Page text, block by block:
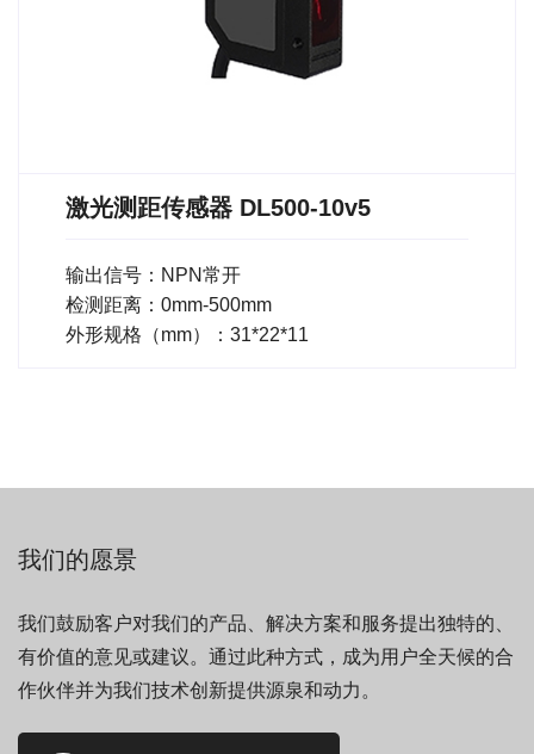
激光测距传感器 DL500-10v5
输出信号：NPN常开
检测距离：0mm-500mm
外形规格（mm）：31*22*11
我们的愿景
我们鼓励客户对我们的产品、解决方案和服务提出独特的、
有价值的意见或建议。通过此种方式，成为用户全天候的合
作伙伴并为我们技术创新提供源泉和动力。